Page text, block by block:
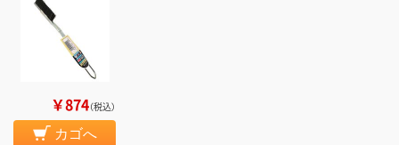
￥874（税込）
カゴへ